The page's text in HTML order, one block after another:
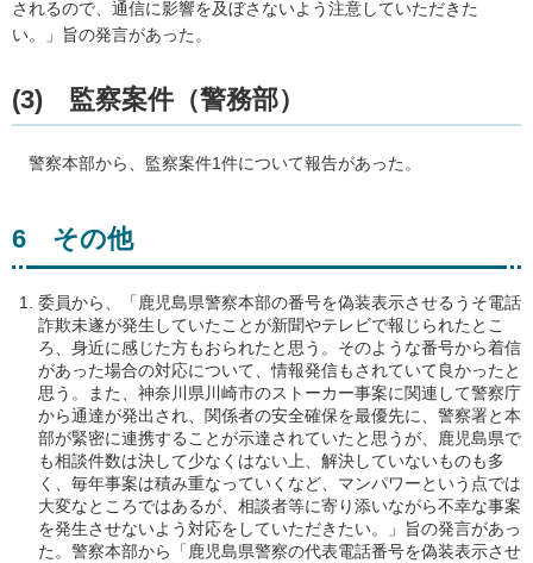
されるので、通信に影響を及ぼさないよう注意していただきた
い。」旨の発言があった。
(3) 監察案件（警務部）
警察本部から、監察案件1件について報告があった。
6 その他
委員から、「鹿児島県警察本部の番号を偽装表示させるうそ電話
詐欺未遂が発生していたことが新聞やテレビで報じられたとこ
ろ、身近に感じた方もおられたと思う。そのような番号から着信
があった場合の対応について、情報発信もされていて良かったと
思う。また、神奈川県川崎市のストーカー事案に関連して警察庁
から通達が発出され、関係者の安全確保を最優先に、警察署と本
部が緊密に連携することが示達されていたと思うが、鹿児島県で
も相談件数は決して少なくはない上、解決していないものも多
く、毎年事案は積み重なっていくなど、マンパワーという点では
大変なところではあるが、相談者等に寄り添いながら不幸な事案
を発生させないよう対応をしていただきたい。」旨の発言があっ
た。警察本部から「鹿児島県警察の代表電話番号を偽装表示させ